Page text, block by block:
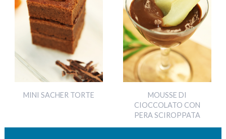
MINI SACHER TORTE
MOUSSE DI
CIOCCOLATO CON
PERA SCIROPPATA